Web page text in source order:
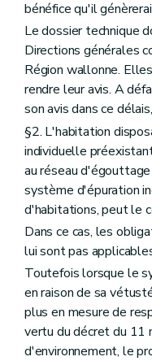
bénéfice qu'il
Le dossier technique
Directions générales
Région wallonne.
rendre leur avis. A
son avis dans ce
§2. L'habitation
individuelle
au réseau
système d'épuration
d'habitations, peut le
Dans ce cas, les
lui sont pas
Toutefois lorsque le
en raison de sa
plus en mesure de
vertu du décret du 11
d'environnement, le